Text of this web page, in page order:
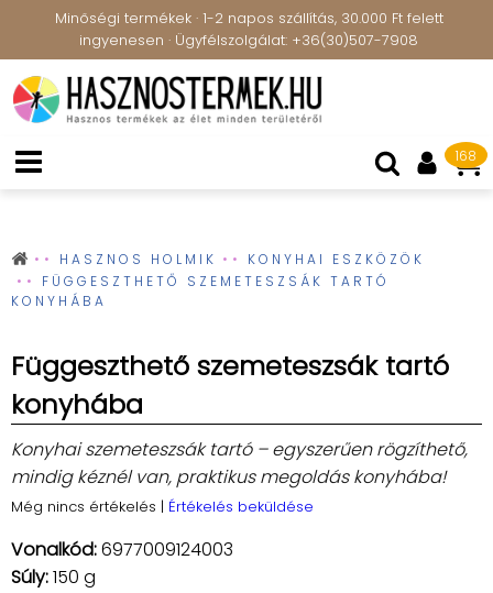
Minőségi termékek · 1-2 napos szállítás, 30.000 Ft felett
ingyenesen · Ügyfélszolgálat: +36(30)507-7908
168
HASZNOS HOLMIK
KONYHAI ESZKÖZÖK
FÜGGESZTHETŐ SZEMETESZSÁK TARTÓ
KONYHÁBA
Függeszthető szemeteszsák tartó
konyhába
Konyhai szemeteszsák tartó – egyszerűen rögzíthető,
mindig kéznél van, praktikus megoldás konyhába!
Még nincs értékelés | Értékelés beküldése
Vonalkód:6977009124003
Súly:150 g